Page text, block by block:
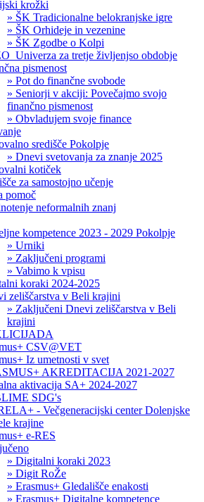
krožki
» ŠK Tradicionalne belokranjske igre
» ŠK Orhideje in vezenine
» ŠK Zgodbe o Kolpi
za tretje življenjso obdobje
pismenost
» Pot do finančne svobode
» Seniorji v akciji: Povečajmo svojo
finančno pismenost
» Obvladujem svoje finance
središče Pokolpje
» Dnevi svetovanja za znanje 2025
kotiček
za samostojno učenje
pomoč
neformalnih znanj
kompetence 2023 - 2029 Pokolpje
» Urniki
» Zaključeni programi
» Vabimo k vpisu
koraki 2024-2025
zeliščarstva v Beli krajini
» Zaključeni Dnevi zeliščarstva v Beli
krajini
CSV@VET
Iz umetnosti v svet
AKREDITACIJA 2021-2027
aktivacija SA+ 2024-2027
SDG's
- Večgeneracijski center Dolenjske
krajine
e-RES
» Digitalni koraki 2023
» Digit RoŽe
» Erasmus+ Gledališče enakosti
» Erasmus+ Digitalne kompetence